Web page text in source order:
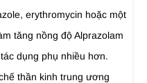
erythromycin hoặc một
tăng nồng độ Alprazolam
dụng phụ nhiều hơn.
thần kinh trung ương